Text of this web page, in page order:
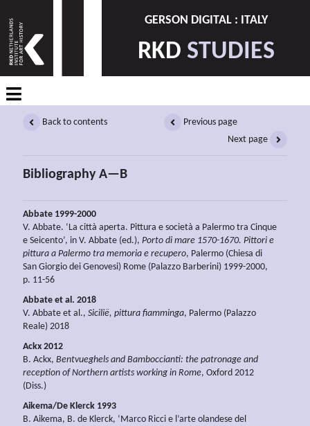
GERSON DIGITAL : ITALY
RKD STUDIES
Back to contents
Previous page
Next page
Bibliography A—B
Abbate 1999-2000
V. Abbate. ‘La città aperta. Pittura e società a Palermo tra Cinque
e Seicento’, in V. Abbate (ed.), Porto di mare 1570-1670. Pittori e
pittura a Palermo tra memoria e recupero, Palermo (Chiesa di
San Giorgio dei Genovesi) Rome (Palazzo Barberini) 1999-2000,
p. 11-56
Abbate et al. 2018
V. Abbate et al., Sicilië, pittura fiamminga, Palermo (Palazzo
Reale) 2018
Ackx 2012
B. Ackx, Bentvueghels and Bamboccianti: the patronage and
reception of Northern artists working in Rome, Oxford 2012
(Diss.)
Aikema/De Klerck 1993
B. Aikema, B. de Klerck, ‘Marco Ricci e l’arte olandese del